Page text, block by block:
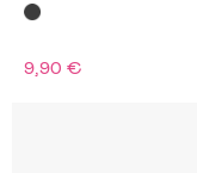
9,90 €